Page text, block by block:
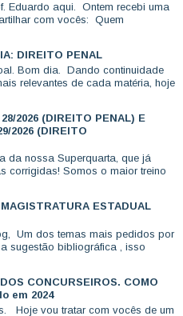
Eduardo aqui. Ontem recebi uma
com vocês: Quem
DIREITO PENAL
Bom dia. Dando continuidade
relevantes de cada matéria, hoje
2026 (DIREITO PENAL) E
2026 (DIREITO
da nossa Superquarta, que já
corrigidas! Somos o maior treino
ESTADUAL
Um dos temas mais pedidos por
sugestão bibliográfica , isso
CONCURSEIROS. COMO
em 2024
Hoje vou tratar com vocês de um